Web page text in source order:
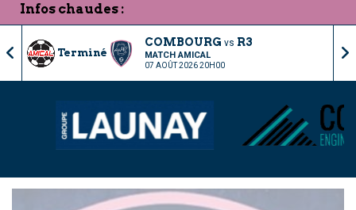
Infos chaudes :
Terminé
COMBOURG vs R3
MATCH AMICAL
07 AOÛT 2026 20H00